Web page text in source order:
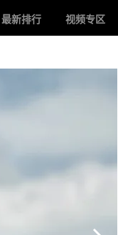
最新排行 视频专区